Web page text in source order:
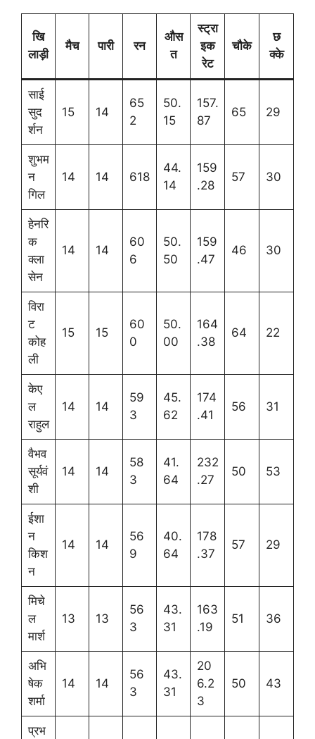
खि
लाड़ी
मैच पारी रन
औस
त
स्ट्रा
इक
रेट
चौके
छ
क्के
साई
सुद
र्शन
15 14
65
2
50.
15
157.
87
65 29
शुभम
न
गिल
14 14 618
44.
14
159
.28
57 30
हेनरि
क
क्ला
सेन
14 14
60
6
50.
50
159
.47
46 30
विरा
ट
कोह
ली
15 15
60
0
50.
00
164
.38
64 22
केए
ल
राहुल
14 14
59
3
45.
62
174
.41
56 31
वैभव
सूर्यवं
शी
14 14
58
3
41.
64
232
.27
50 53
ईशा
न
किश
न
14 14
56
9
40.
64
178
.37
57 29
मिचे
ल
मार्श
13 13
56
3
43.
31
163
.19
51 36
अभि
षेक
शर्मा
14 14
56
3
43.
31
20
6.2
3
50 43
प्रभ